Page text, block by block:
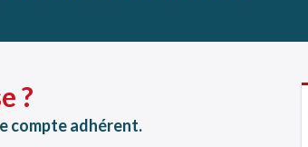
?
compte adhérent.